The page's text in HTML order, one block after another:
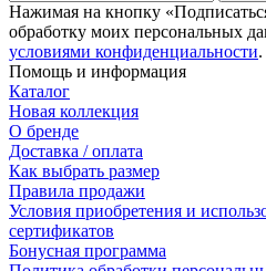
Нажимая на кнопку
обработку моих персональных
условиями конфиденциальности.
Помощь и информация
Каталог
Новая коллекция
О бренде
Доставка / оплата
Как выбрать размер
Правила продажи
Условия приобретения и
сертификатов
Бонусная программа